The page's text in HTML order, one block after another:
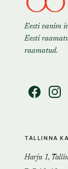
Eesti vanim
Eesti
raamatud.
TALLINNA
Harju 1,